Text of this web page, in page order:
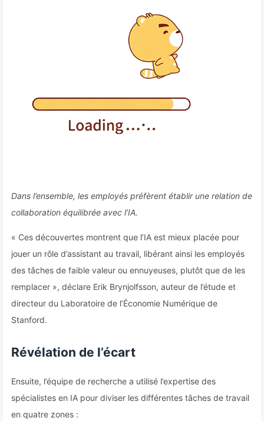
Dans l’ensemble, les employés préfèrent établir une relation de
collaboration équilibrée avec l’IA.
« Ces découvertes montrent que l’IA est mieux placée pour
jouer un rôle d’assistant au travail, libérant ainsi les employés
des tâches de faible valeur ou ennuyeuses, plutôt que de les
remplacer », déclare Erik Brynjolfsson, auteur de l’étude et
directeur du Laboratoire de l’Économie Numérique de
Stanford.
Révélation de l’écart
Ensuite, l’équipe de recherche a utilisé l’expertise des
spécialistes en IA pour diviser les différentes tâches de travail
en quatre zones :